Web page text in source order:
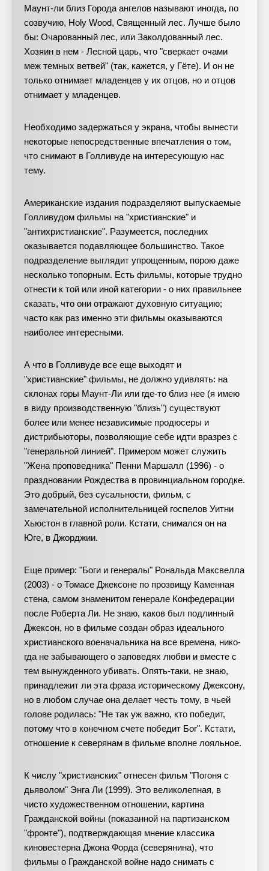
Маунт-ли близ Города ангелов называют иногда, по
созвучию, Holy Wood, Священный лес. Лучше было
бы: Очарованный лес, или Заколдованный лес.
Хозяин в нем - Лесной царь, что "сверкает очами
меж темных ветвей" (так, кажется, у Гёте). И он не
только отнимает младенцев у их отцов, но и отцов
отнимает у младенцев.
Необходимо задержаться у экрана, чтобы вынести
некоторые непосредственные впечатления о том,
что снимают в Голливуде на интересующую нас
тему.
Американские издания подразделяют выпускаемые
Голливудом фильмы на "христианские" и
"антихристианские". Разумеется, последних
оказывается подавляющее большинство. Такое
подразделение выглядит упрощенным, порою даже
несколько топорным. Есть фильмы, которые трудно
отнести к той или иной категории - о них правильнее
сказать, что они отражают духовную ситуацию;
часто как раз именно эти фильмы оказываются
наиболее интересными.
А что в Голливуде все еще выходят и
"христианские" фильмы, не должно удивлять: на
склонах горы Маунт-Ли или где-то близ нее (я имею
в виду производственную "близь") существуют
более или менее независимые продюсеры и
дистрибьюторы, позволяющие себе идти вразрез с
"генеральной линией". Примером может служить
"Жена проповедника" Пенни Маршалл (1996) - о
праздновании Рождества в провинциальном городке.
Это добрый, без сусальности, фильм, с
замечательной исполнительницей госпелов Уитни
Хьюстон в главной роли. Кстати, снимался он на
Юге, в Джорджии.
Еще пример: "Боги и генералы" Рональда Максвелла
(2003) - о Томасе Джексоне по прозвищу Каменная
стена, самом знаменитом генерале Конфедерации
после Роберта Ли. Не знаю, каков был подлинный
Джексон, но в фильме создан образ идеального
христианского военачальника на все времена, нико-
гда не забывающего о заповедях любви и вместе с
тем вынужденного убивать. Опять-таки, не знаю,
принадлежит ли эта фраза историческому Джексону,
но в любом случае она делает честь тому, в чьей
голове родилась: "Не так уж важно, кто победит,
потому что в конечном счете победит Бог". Кстати,
отношение к северянам в фильме вполне лояльное.
К числу "христианских" отнесен фильм "Погоня с
дьяволом" Энга Ли (1999). Это великолепная, в
чисто художественном отношении, картина
Гражданской войны (показанной на партизанском
"фронте"), подтверждающая мнение классика
киновестерна Джона Форда (северянина), что
фильмы о Гражданской войне надо снимать с